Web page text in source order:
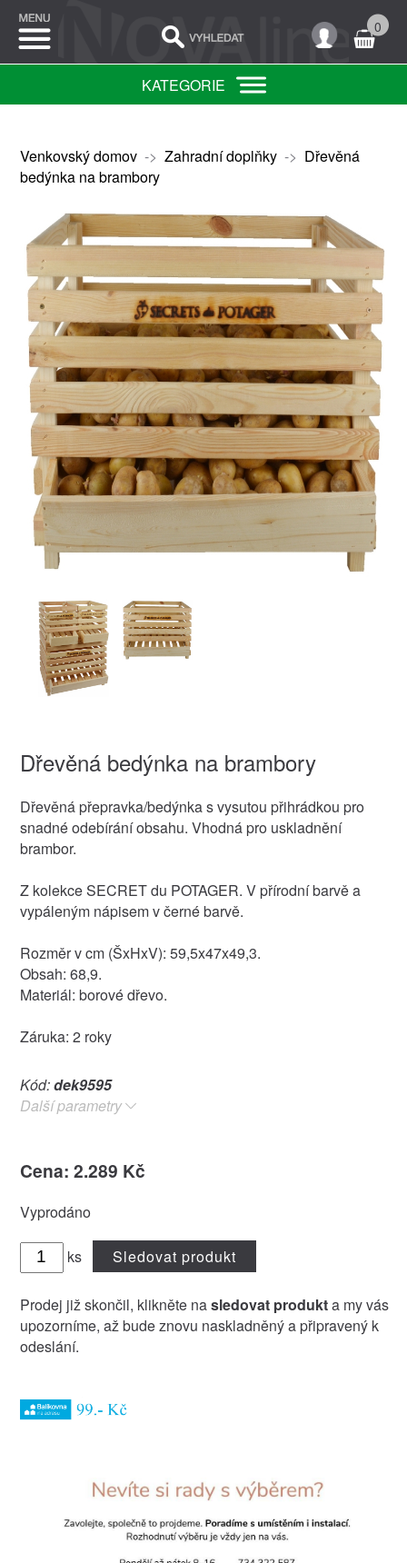
0
KATEGORIE
Venkovský domov-> Zahradní doplňky-> Dřevěná
bedýnka na brambory
Dřevěná bedýnka na brambory
Dřevěná přepravka/bedýnka s vysutou přihrádkou pro
snadné odebírání obsahu. Vhodná pro uskladnění
brambor.
Z kolekce SECRET du POTAGER. V přírodní barvě a
vypáleným nápisem v černé barvě.
Rozměr v cm (ŠxHxV): 59,5x47x49,3.
Obsah: 68,9.
Materiál: borové dřevo.
Záruka: 2 roky
Kód:dek9595
Další parametry
Cena: 2.289 Kč
Vyprodáno
ks Sledovat produkt
Prodej již skončil, klikněte nasledovat produkta my vás
upozorníme, až bude znovu naskladněný a připravený k
odeslání.